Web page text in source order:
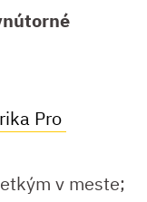
Pro
v meste;